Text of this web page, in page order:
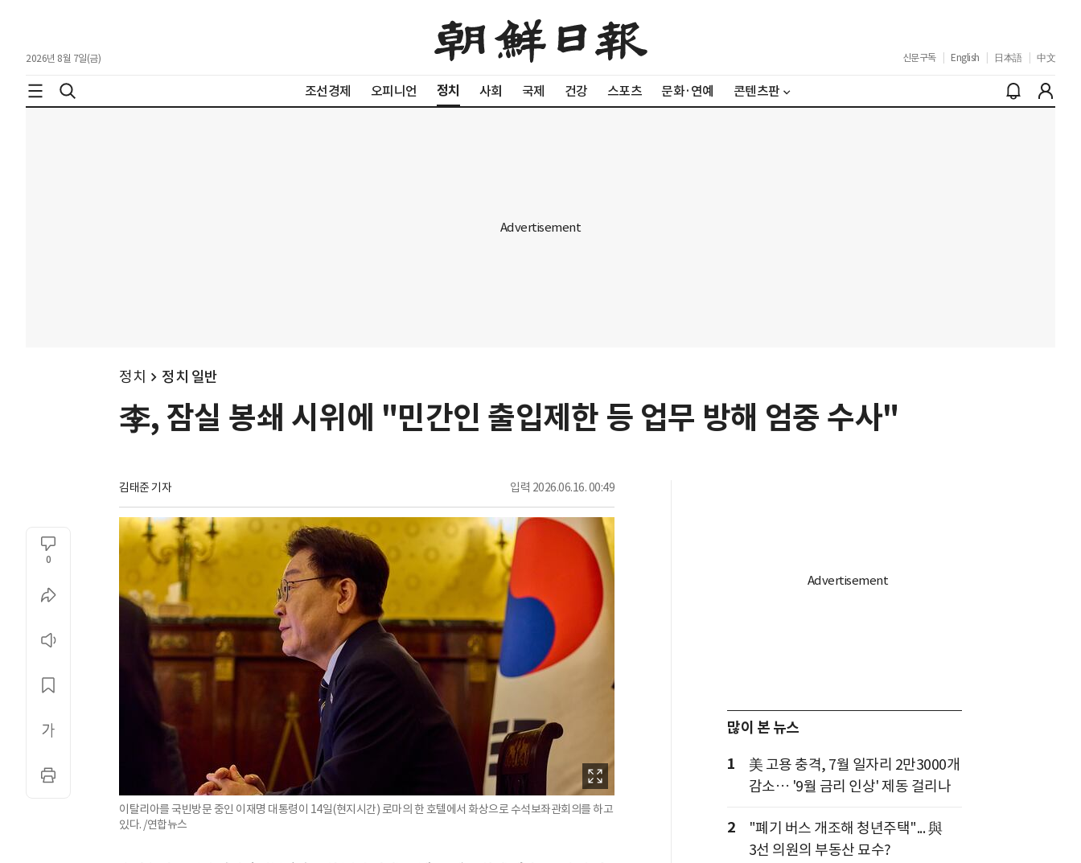
2026년 8월 7일(금) 신문구독 English 日本語 中文
조선경제 오피니언 정치 사회 국제 건강 스포츠 문화·연예 콘텐츠판
정치 정치 일반
李, 잠실 봉쇄 시위에 "민간인 출입제한 등 업무 방해 엄중 수사"
김태준 기자 입력 2026.06.16. 00:49
0
이탈리아를 국빈방문 중인 이재명 대통령이 14일(현지시간) 로마의 한 호텔에서 화상으로 수석보좌관회의를 하고
있다. /연합뉴스
많이 본 뉴스
1
美 고용 충격, 7월 일자리 2만3000개
감소… '9월 금리 인상' 제동 걸리나
2
"폐기 버스 개조해 청년주택"... 與
3선 의원의 부동산 묘수?